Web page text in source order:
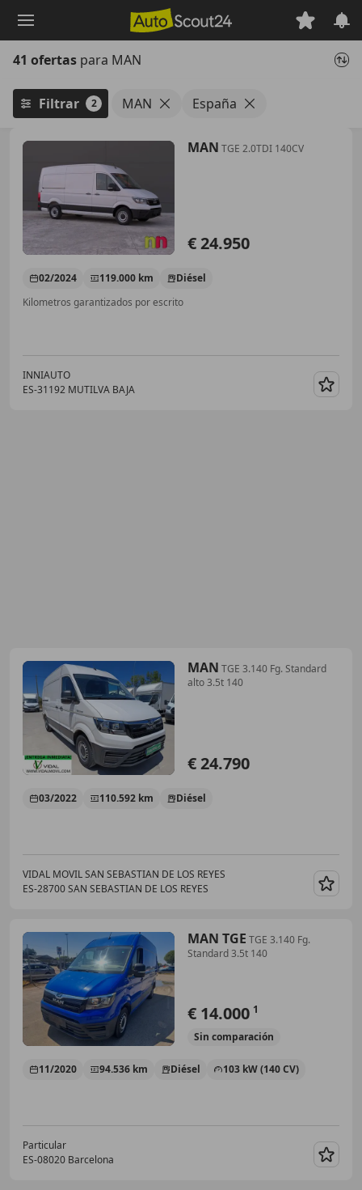
principal
41 ofertas para MAN
Filtrar 2 MAN España
MAN TGE 2.0TDI 140CV
€ 24.950
02/2024 119.000 km
Diésel
Kilometros garantizados por escrito
INNIAUTO
ES-31192 MUTILVA BAJA
MAN TGE 3.140 Fg. Standard
alto 3.5t 140
€ 24.790
03/2022 110.592 km Diésel
VIDAL MOVIL SAN SEBASTIAN DE LOS REYES
ES-28700 SAN SEBASTIAN DE LOS REYES
MAN TGE TGE 3.140 Fg.
Standard 3.5t 140
€ 14.000 1
Sin comparación
11/2020 94.536 km Diésel 103 kW (140 CV)
Particular
ES-08020 Barcelona